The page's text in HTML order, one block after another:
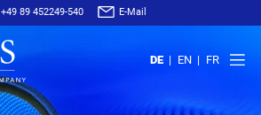
+49 89 452249-540 E-Mail
DE EN FR